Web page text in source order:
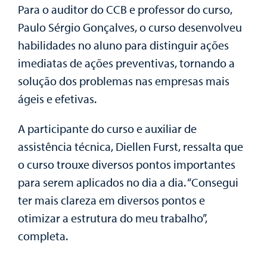
Para o auditor do CCB e professor do curso,
Paulo Sérgio Gonçalves, o curso desenvolveu
habilidades no aluno para distinguir ações
imediatas de ações preventivas, tornando a
solução dos problemas nas empresas mais
ágeis e efetivas.
A participante do curso e auxiliar de
assistência técnica, Diellen Furst, ressalta que
o curso trouxe diversos pontos importantes
para serem aplicados no dia a dia. “Consegui
ter mais clareza em diversos pontos e
otimizar a estrutura do meu trabalho”,
completa.